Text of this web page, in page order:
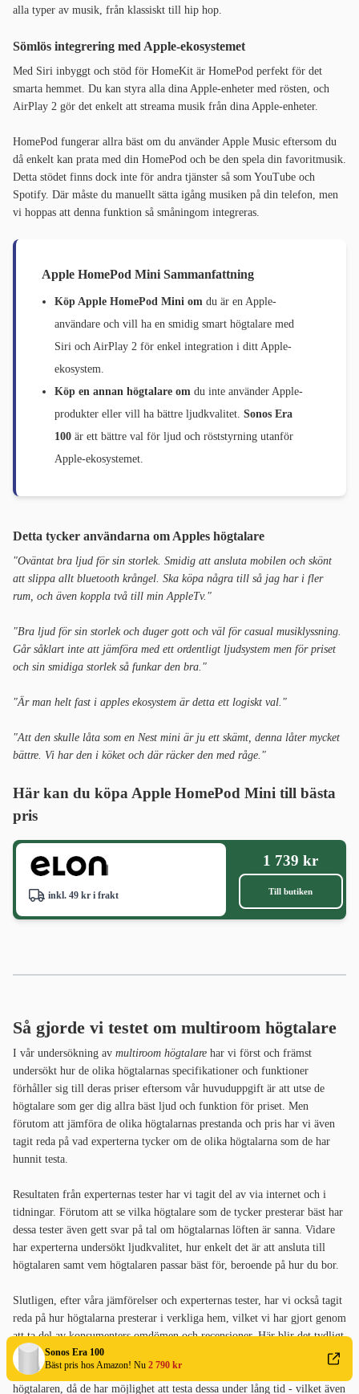
Sonos Era 100
Bäst pris hos Amazon! Nu 2 790 kr
alla typer av musik, från klassiskt till hip hop.
Sömlös integrering med Apple-ekosystemet
Med Siri inbyggt och stöd för HomeKit är HomePod perfekt för det
smarta hemmet. Du kan styra alla dina Apple-enheter med rösten, och
AirPlay 2 gör det enkelt att streama musik från dina Apple-enheter.
HomePod fungerar allra bäst om du använder Apple Music eftersom du
då enkelt kan prata med din HomePod och be den spela din favoritmusik.
Detta stödet finns dock inte för andra tjänster så som YouTube och
Spotify. Där måste du manuellt sätta igång musiken på din telefon, men
vi hoppas att denna funktion så småningom integreras.
Apple HomePod Mini Sammanfattning
Köp Apple HomePod Mini om du är en Apple-
användare och vill ha en smidig smart högtalare med
Siri och AirPlay 2 för enkel integration i ditt Apple-
ekosystem.
Köp en annan högtalare om du inte använder Apple-
produkter eller vill ha bättre ljudkvalitet. Sonos Era
100 är ett bättre val för ljud och röststyrning utanför
Apple-ekosystemet.
Detta tycker användarna om Apples högtalare
"Oväntat bra ljud för sin storlek. Smidig att ansluta mobilen och skönt
att slippa allt bluetooth krångel. Ska köpa några till så jag har i fler
rum, och även koppla två till min AppleTv."
"Bra ljud för sin storlek och duger gott och väl för casual musiklyssning.
Går såklart inte att jämföra med ett ordentligt ljudsystem men för priset
och sin smidiga storlek så funkar den bra."
"Är man helt fast i apples ekosystem är detta ett logiskt val."
"Att den skulle låta som en Nest mini är ju ett skämt, denna låter mycket
bättre. Vi har den i köket och där räcker den med råge."
Här kan du köpa Apple HomePod Mini till bästa
pris
inkl. 49 kr i frakt
1 739 kr
Till butiken
Så gjorde vi testet om multiroom högtalare
I vår undersökning av multiroom högtalare har vi först och främst
undersökt hur de olika högtalarnas specifikationer och funktioner
förhåller sig till deras priser eftersom vår huvuduppgift är att utse de
högtalare som ger dig allra bäst ljud och funktion för priset. Men
förutom att jämföra de olika högtalarnas prestanda och pris har vi även
tagit reda på vad experterna tycker om de olika högtalarna som de har
hunnit testa.
Resultaten från experternas tester har vi tagit del av via internet och i
tidningar. Förutom att se vilka högtalare som de tycker presterar bäst har
dessa tester även gett svar på tal om högtalarnas löften är sanna. Vidare
har experterna undersökt ljudkvalitet, hur enkelt det är att ansluta till
högtalaren samt vem högtalaren passar bäst för, beroende på hur du bor.
Slutligen, efter våra jämförelser och experternas tester, har vi också tagit
reda på hur högtalarna presterar i verkliga hem, vilket vi har gjort genom
att ta del av konsumenters omdömen och recensioner. Här blir det tydligt
med vilka högtalare som är enklast att använda och erbjuder bra ljud.
Detta har varit viktigt eftersom kunderna har bäst erfarenhet av
högtalaren, då de har möjlighet att testa dessa under lång tid - vilket även